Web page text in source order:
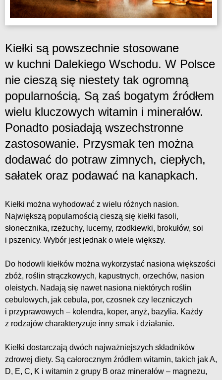
Kiełki są powszechnie stosowane
w kuchni Dalekiego Wschodu. W Polsce
nie cieszą się niestety tak ogromną
popularnością. Są zaś bogatym źródłem
wielu kluczowych witamin i minerałów.
Ponadto posiadają wszechstronne
zastosowanie. Przysmak ten można
dodawać do potraw zimnych, ciepłych,
sałatek oraz podawać na kanapkach.
Kiełki można wyhodować z wielu różnych nasion.
Największą popularnością cieszą się kiełki fasoli,
słonecznika, rzeżuchy, lucerny, rzodkiewki, brokułów, soi
i pszenicy. Wybór jest jednak o wiele większy.
Do hodowli kiełków można wykorzystać nasiona większości
zbóż, roślin strączkowych, kapustnych, orzechów, nasion
oleistych. Nadają się nawet nasiona niektórych roślin
cebulowych, jak cebula, por, czosnek czy leczniczych
i przyprawowych – kolendra, koper, anyż, bazylia. Każdy
z rodzajów charakteryzuje inny smak i działanie.
Kiełki dostarczają dwóch najważniejszych składników
zdrowej diety. Są całorocznym źródłem witamin, takich jak A,
D, E, C, K i witamin z grupy B oraz minerałów – magnezu,